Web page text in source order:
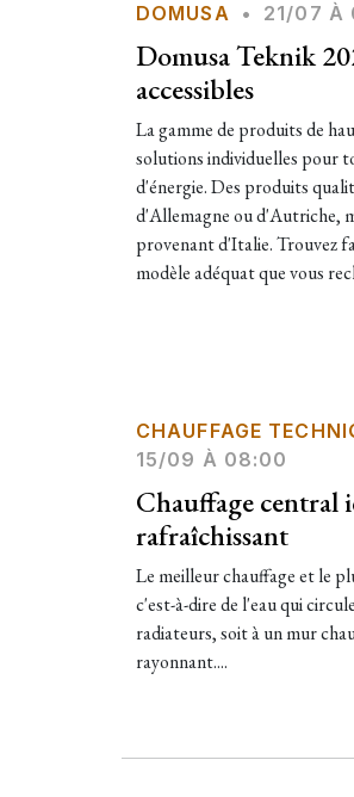
DOMUSA • 21/07 À
Domusa Teknik
accessibles
La gamme de produits de
solutions individuelles pour
d'énergie. Des produits
d'Allemagne ou d'Autriche,
provenant d'Italie. Trouvez
modèle adéquat que vous
CHAUFFAGE
15/09 À 08:00
Chauffage central
rafraîchissant
Le meilleur chauffage et le
c'est-à-dire de l'eau qui
radiateurs, soit à un mur
rayonnant....